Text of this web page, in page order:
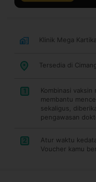
Klinik Mega Kartika
Tersedia di
1
Kombinasi
membantu
sekaligus,
pengawasan
2
Atur waktu
Voucher kamu